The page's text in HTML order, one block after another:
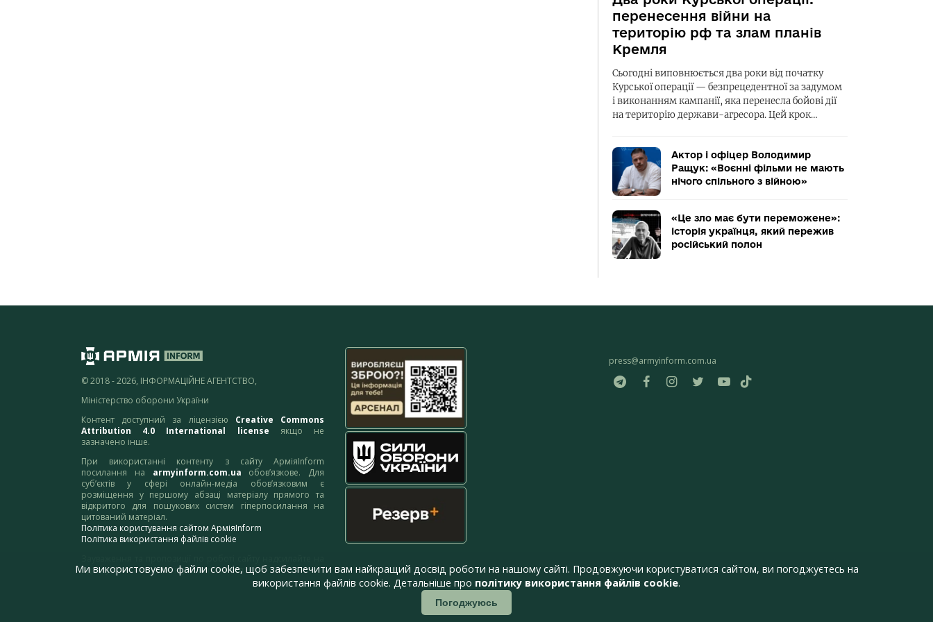
перенесення війни на
територію рф та злам планів
Кремля
Сьогодні виповнюється два роки від початку
Курської операції — безпрецедентної за задумом
і виконанням кампанії, яка перенесла бойові дії
на територію держави-агресора. Цей крок…
Актор і офіцер Володимир
Ращук: «Воєнні фільми не мають
нічого спільного з війною»
«Це зло має бути переможене»:
історія українця, який пережив
російський полон
© 2018 - 2026, ІНФОРМАЦІЙНЕ АГЕНТСТВО,
Міністерство оборони України
Контент доступний за ліцензією Creative Commons
Attribution 4.0 International license якщо не
зазначено інше.
При використанні контенту з сайту АрміяInform
посилання на armyinform.com.ua обов’язкове. Для
суб’єктів у сфері онлайн-медіа обов’язковим є
розміщення у першому абзаці матеріалу прямого та
відкритого для пошукових систем гіперпосилання на
цитований матеріал.
Політика користування сайтом АрміяInform
Політика використання файлів cookie
адресу:webmaster@armyinform.com.ua
press@armyinform.com.ua
Ми використовуємо файли cookie, щоб забезпечити вам найкращий досвід роботи на нашому сайті. Продовжуючи користуватися сайтом, ви погоджуєтесь на
використання файлів cookie. Детальніше про політику використання файлів cookie.
Погоджуюсь